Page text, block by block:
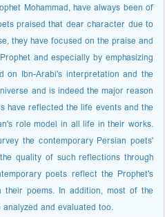
Mohammad, have always been of
praised that dear character due to
they have focused on the praise and
and especially by emphasizing
on Ibn-Arabi's interpretation and the
and is indeed the major reason
reflected the life events and the
role model in all life in their works.
the contemporary Persian poets'
quality of such reflections through
poets reflect the Prophet's
poems. In addition, most of the
and evaluated too.